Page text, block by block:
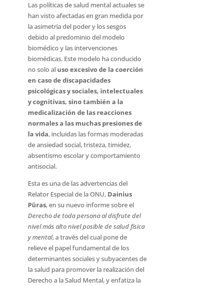
Las políticas de salud mental actuales se
han visto afectadas en gran medida por
la asimetría del poder y los sesgos
debido al predominio del modelo
biomédico y las intervenciones
biomédicas. Este modelo ha conducido
no solo al uso excesivo de la coerción
en caso de discapacidades
psicológicas y sociales, intelectuales
y cognitivas, sino también a la
medicalización de las reacciones
normales a las muchas presiones de
la vida, incluidas las formas moderadas
de ansiedad social, tristeza, timidez,
absentismo escolar y comportamiento
antisocial.
Esta es una de las advertencias del
Relator Especial de la ONU, Dainius
Pūras, en su nuevo informe sobre el
Derecho de toda persona al disfrute del
nivel más alto nivel posible de salud física
y mental, a través del cual pone de
relieve el papel fundamental de los
determinantes sociales y subyacentes de
la salud para promover la realización del
Derecho a la Salud Mental, y enfatiza la